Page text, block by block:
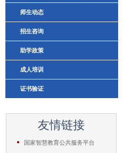
师生动态
招生咨询
助学政策
成人培训
证书验证
友情链接
国家智慧教育公共服务平台